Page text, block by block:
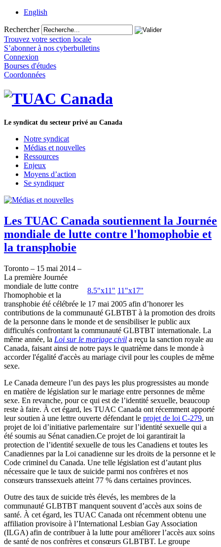
English
Rechercher
Trouvez votre section locale
S’abonner à nos cyberbulletins
Connexion
Bourses d'études
Coordonnées
Le syndicat du secteur privé au Canada
Notre syndicat
Médias et nouvelles
Ressources
Enjeux
Moyens d’action
Se syndiquer
Les TUAC Canada soutiennent la Journée
mondiale de lutte contre l'homophobie et
la transphobie
8.5"x11" 11"x17"
Toronto – 15 mai 2014 –
La première Journée
mondiale de lutte contre
l'homophobie et la
transphobie été célébrée le 17 mai 2005 afin d’honorer les
contributions de la communauté GLBTBT à la promotion des droits
de la personne dans le monde et de sensibiliser le public aux
difficultés confrontant la communauté GLBTBT internationale. La
même année, la Loi sur le mariage civil a reçu la sanction royale au
Canada, faisant ainsi de notre pays le quatrième dans le monde à
accorder l'égalité d'accès au mariage civil pour les couples de même
sexe.
Le Canada demeure l’un des pays les plus progressistes au monde
en matière de législation sur le mariage entre personnes de même
sexe. En revanche, pour ce qui est de l’identité sexuelle, beaucoup
reste à faire. À cet égard, les TUAC Canada ont récemment apporté
leur soutien à une lettre ouverte défendant le projet de loi C-279, un
projet de loi d’initiative parlementaire sur l’identité sexuelle qui a
été soumis au Sénat canadien.Ce projet de loi garantirait la
protection de l’identité sexuelle de tous les Canadiens et toutes les
Canadiennes par la Loi canadienne sur les droits de la personne et le
Code criminel du Canada. Une telle législation est d’autant plus
nécessaire que le taux de suicide parmi nos confrères et nos
consœurs transsexuels atteint 77 % dans certaines provinces.
Outre des taux de suicide très élevés, les membres de la
communauté GLBTBT manquent souvent d’accès aux soins de
santé. À cet égard, les TUAC Canada ont récemment obtenu une
affiliation provisoire à l’International Lesbian Gay Association
(ILGA) afin de contribuer à la lutte pour améliorer l’accès aux soins
de santé de nos confrères et consœurs GLBTBT. Le groupe